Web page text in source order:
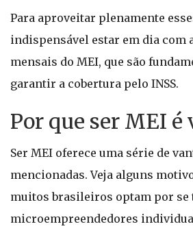
Para aproveitar plenamente
indispensável estar em dia com
mensais do MEI, que são
garantir a cobertura pelo INSS.
Por que ser MEI é
Ser MEI oferece uma série de
mencionadas. Veja alguns
muitos brasileiros optam por se
microempreendedores